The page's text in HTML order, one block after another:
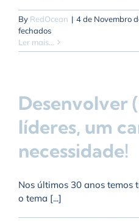
By RedOcean | 4 de Novembro
fechadosem
Saber
indicar
Ler mais...
Desenvolver
líderes, um
necessidade!
Nos últimos 30 anos temos
o tema [...]